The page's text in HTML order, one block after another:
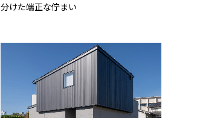
分けた端正な佇まい